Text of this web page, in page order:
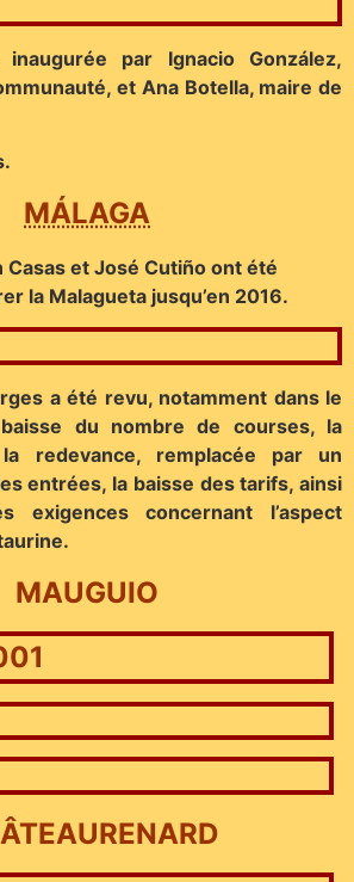
par Ignacio González,
et Ana Botella, maire de
MÁLAGA
Casas et José Cutiño ont été
la Malagueta jusqu’en 2016.
a été revu, notamment dans le
du nombre de courses, la
redevance, remplacée par un
entrées, la baisse des tarifs, ainsi
exigences concernant l’aspect
MAUGUIO